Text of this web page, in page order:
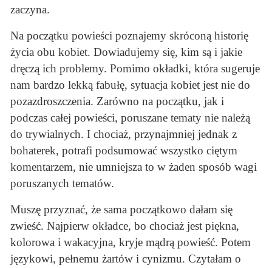
zaczyna.
Na początku powieści poznajemy skróconą historię
życia obu kobiet. Dowiadujemy się, kim są i jakie
dręczą ich problemy. Pomimo okładki, która sugeruje
nam bardzo lekką fabułę, sytuacja kobiet jest nie do
pozazdroszczenia. Zarówno na początku, jak i
podczas całej powieści, poruszane tematy nie należą
do trywialnych. I chociaż, przynajmniej jednak z
bohaterek, potrafi podsumować wszystko ciętym
komentarzem, nie umniejsza to w żaden sposób wagi
poruszanych tematów.
Muszę przyznać, że sama początkowo dałam się
zwieść. Najpierw okładce, bo chociaż jest piękna,
kolorowa i wakacyjna, kryje mądrą powieść. Potem
językowi, pełnemu żartów i cynizmu. Czytałam o